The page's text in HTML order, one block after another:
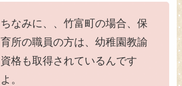
ちなみに、、竹富町の場合、保
育所の職員の方は、幼稚園教諭
資格も取得されているんです
よ。